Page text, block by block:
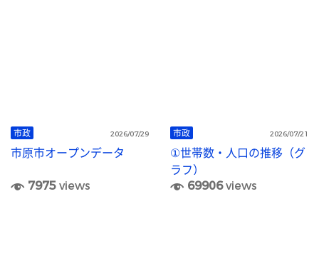
市政 2026/07/29
市原市オープンデータ
7975views
市政 2026/07/21
①世帯数・人口の推移（グ
ラフ）
69906views